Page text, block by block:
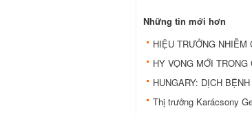
Những tin mới hơn
HIỆU TRƯỞNG NHIỄM
HY VỌNG MỚI TRONG
HUNGARY: DỊCH
Thị trưởng Karácsony